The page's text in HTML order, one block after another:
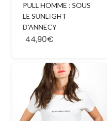
PULL HOMME : SOUS
LE SUNLIGHT
D’ANNECY
44,90€